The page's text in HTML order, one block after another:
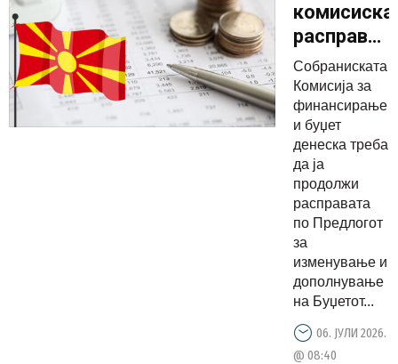
расправа
по
предлог
на
Буџетот
Собраниската
Комисија за
финансирање
и буџет
денеска треба
да ја
продолжи
расправата
по Предлогот
за
изменување и
дополнување
на Буџетот...
06. ЈУЛИ 2026.
@ 08:40